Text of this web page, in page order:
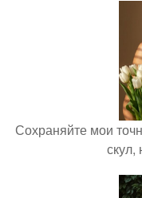
Сохраняйте мои
скул,